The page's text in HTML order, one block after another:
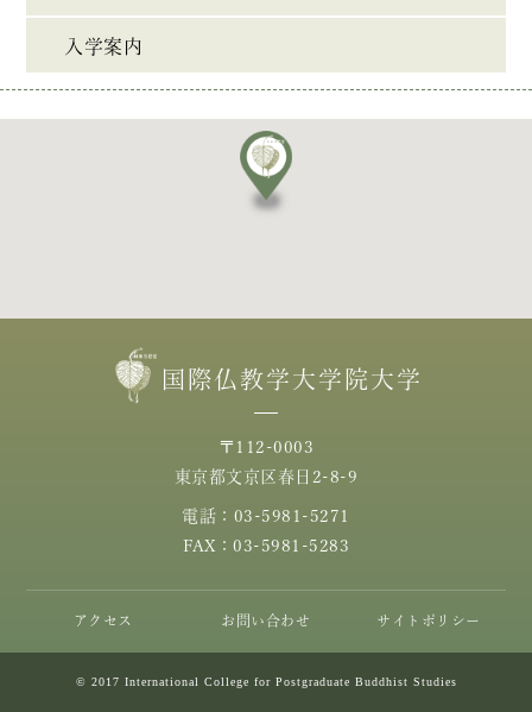
入学案内
国際仏教学大学院大学
〒112-0003
東京都文京区春日2-8-9
電話：03-5981-5271
FAX：03-5981-5283
アクセス お問い合わせ サイトポリシー
© 2017 International College for Postgraduate Buddhist Studies